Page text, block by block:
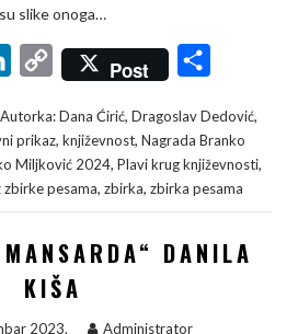
su slike onoga…
n
k
e
I
C
p
y
L
n
k
Post
a
r
e
Autorka: Dana Ćirić, Dragoslav Dedović,
prikaz, književnost, Nagrada Branko
Miljković 2024, Plavi krug književnosti,
zbirke pesama, zbirka, zbirka pesama
DANILA
KIŠA
2023. Administrator